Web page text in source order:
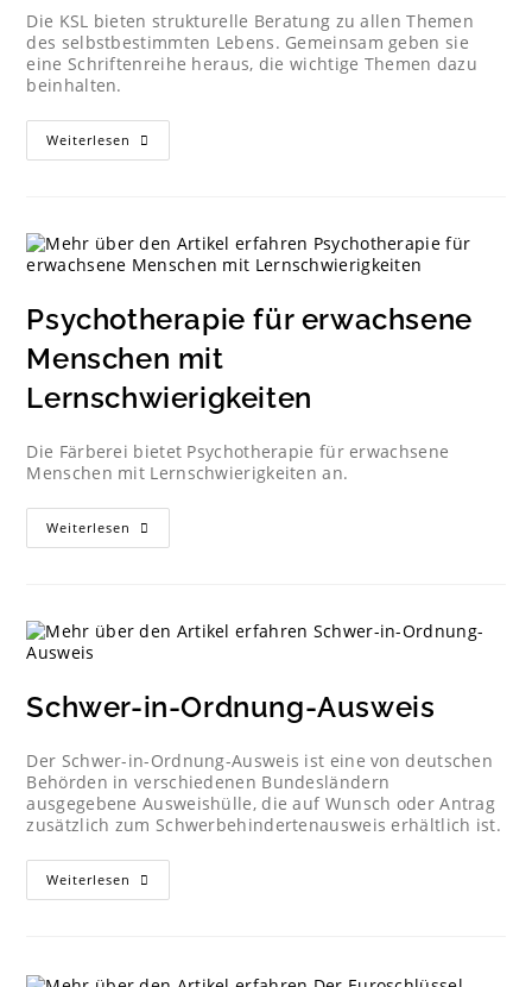
Die KSL bieten strukturelle Beratung zu allen Themen
des selbstbestimmten Lebens. Gemeinsam geben sie
eine Schriftenreihe heraus, die wichtige Themen dazu
beinhalten.
Weiterlesen
Psychotherapie für erwachsene
Menschen mit
Lernschwierigkeiten
Die Färberei bietet Psychotherapie für erwachsene
Menschen mit Lernschwierigkeiten an.
Weiterlesen
Schwer-in-Ordnung-Ausweis
Der Schwer-in-Ordnung-Ausweis ist eine von deutschen
Behörden in verschiedenen Bundesländern
ausgegebene Ausweishülle, die auf Wunsch oder Antrag
zusätzlich zum Schwerbehindertenausweis erhältlich ist.
Weiterlesen